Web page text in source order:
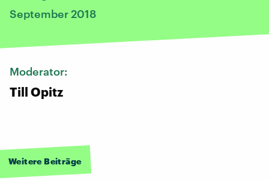
September 2018
Moderator:
Till Opitz
Weitere Beiträge